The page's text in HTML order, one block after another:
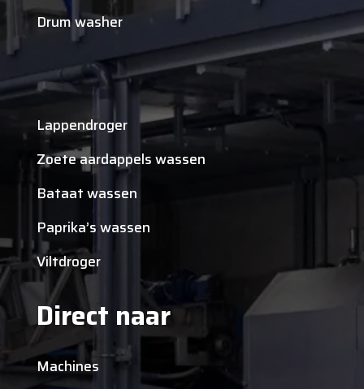
Drum washer
Lappendroger
Zoete aardappels wassen
Bataat wassen
Paprika’s wassen
Viltdroger
Direct naar
Machines